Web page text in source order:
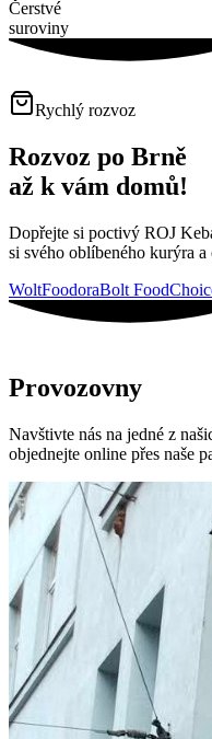
Čerstvé
suroviny
Rychlý rozvoz
Rozvoz po Brně
až k vám domů!
Dopřejte si poctivý ROJ
si svého oblíbeného kurýra a
WoltFoodoraBolt Food
Provozovny
Navštivte nás na jedné z
objednejte online přes naše